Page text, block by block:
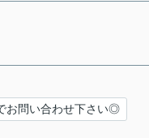
お問い合わせ下さい◎